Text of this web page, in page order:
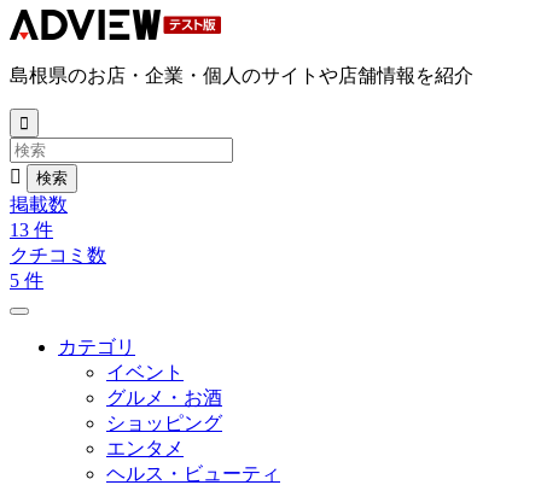
島根県のお店・企業・個人のサイトや店舗情報を紹介


掲載数
13 件
クチコミ数
5 件
カテゴリ
イベント
グルメ・お酒
ショッピング
エンタメ
ヘルス・ビューティ